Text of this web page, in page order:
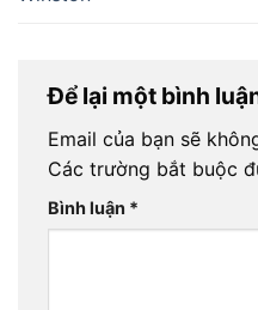
Để lại một bình
Email của bạn sẽ
Các trường bắt buộc
Bình luận *